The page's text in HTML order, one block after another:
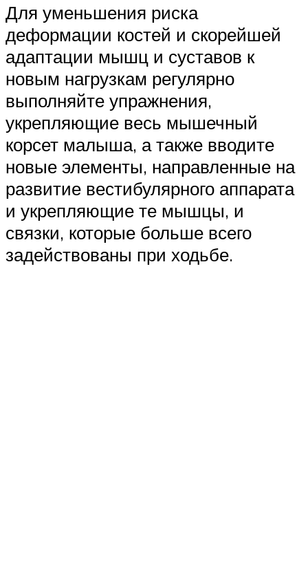
Для уменьшения риска
деформации костей и скорейшей
адаптации мышц и суставов к
новым нагрузкам регулярно
выполняйте упражнения,
укрепляющие весь мышечный
корсет малыша, а также вводите
новые элементы, направленные на
развитие вестибулярного аппарата
и укрепляющие те мышцы, и
связки, которые больше всего
задействованы при ходьбе.